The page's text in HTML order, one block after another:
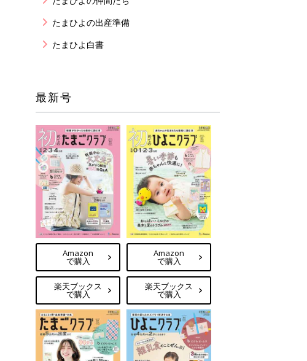
たまひよの出産準備
たまひよ白書
最新号
Amazon
で購入
楽天ブックス
で購入
Amazon
で購入
楽天ブックス
で購入